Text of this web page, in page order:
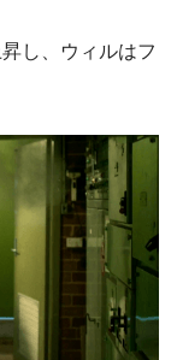
し、ウィルはフ